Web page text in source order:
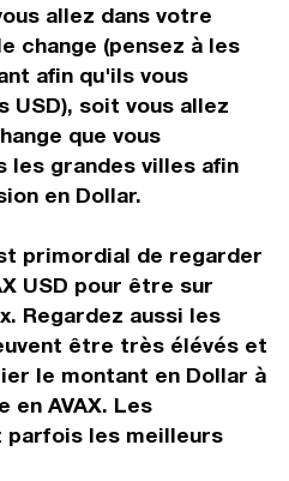
allez dans votre
change (pensez à les
afin qu'ils vous
USD), soit vous allez
que vous
les grandes villes afin
en Dollar.
primordial de regarder
USD pour être sur
Regardez aussi les
être très élévés et
le montant en Dollar à
AVAX. Les
les meilleurs